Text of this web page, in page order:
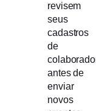
revisem
seus
cadastros
de
antes de
enviar
novos